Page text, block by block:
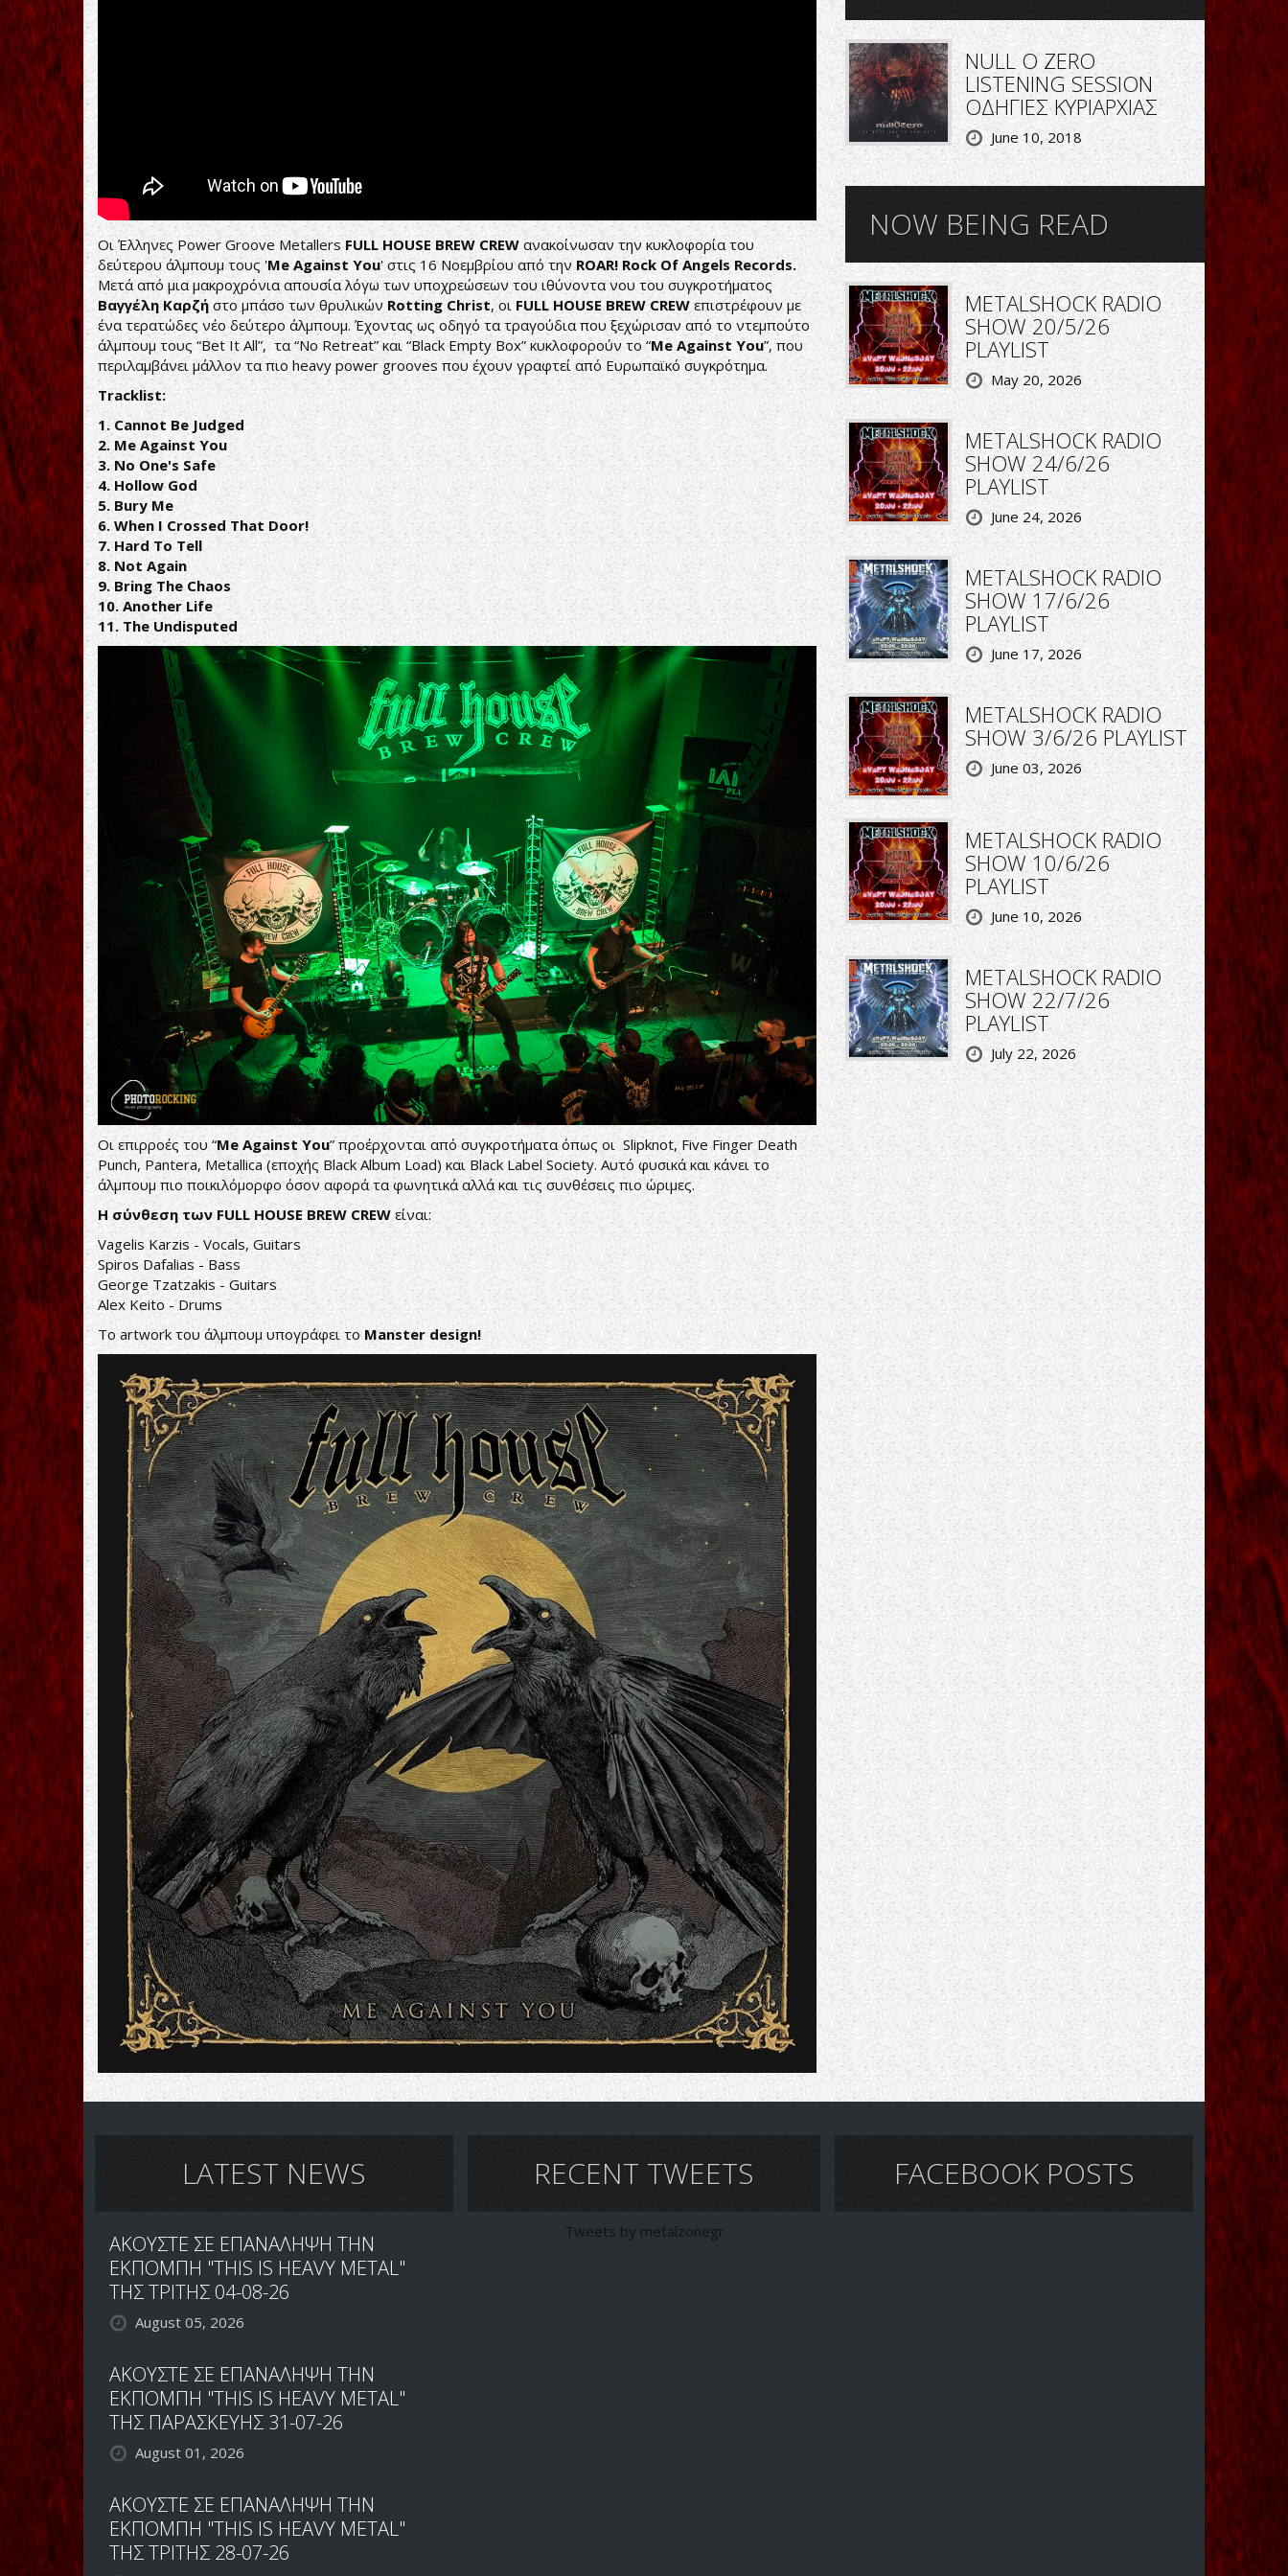
rehearsal!
Οι Έλληνες Power Groove MetallersFULL HOUSE BREW CREW ανακοίνωσαν την κυκλοφορία του
δεύτερου άλμπουμ τους 'Me Against You' στις 16 Νοεμβρίου από τηνROAR! Rock Of Angels Records.
Μετά από μια μακροχρόνια απουσία λόγω των υποχρεώσεων του ιθύνοντα νου του συγκροτήματος
Βαγγέλη Καρζή στο μπάσο των θρυλικών Rotting Christ, οι FULL HOUSE BREW CREW επιστρέφουν με
ένα τερατώδες νέο δεύτερο άλμπουμ. Έχοντας ως οδηγό τα τραγούδια που ξεχώρισαν από το ντεμπούτο
άλμπουμ τους “Bet It All”, τα “No Retreat” και “Black Empty Box” κυκλοφορούν το “Me Against You”, που
περιλαμβάνει μάλλον τα πιο heavy power grooves που έχουν γραφτεί από Ευρωπαϊκό συγκρότημα.
Tracklist:
1. Cannot Be Judged
2. Me Against You
3. No One's Safe
4. Hollow God
5. Bury Me
6. When I Crossed That Door!
7. Hard To Tell
8. Not Again
9. Bring The Chaos
10. Another Life
11. The Undisputed
Οι επιρροές του “Me Against You” προέρχονται από συγκροτήματα όπως οι Slipknot, Five Finger Death
Punch, Pantera, Metallica (εποχής Black Album Load) και Black Label Society. Αυτό φυσικά και κάνει το
άλμπουμ πιο ποικιλόμορφο όσον αφορά τα φωνητικά αλλά και τις συνθέσεις πιο ώριμες.
Η σύνθεση τωνFULL HOUSE BREW CREW είναι:
Vagelis Karzis - Vocals, Guitars
Spiros Dafalias - Bass
George Tzatzakis - Guitars
Alex Keito - Drums
To artwork του άλμπουμ υπογράφει το Manster design!
NULL O ZERO
LISTENING SESSION
ΟΔΗΓΙΕΣ ΚΥΡΙΑΡΧΙΑΣ
June 10, 2018
NOW BEING READ
METALSHOCK RADIO
SHOW 20/5/26
PLAYLIST
May 20, 2026
METALSHOCK RADIO
SHOW 24/6/26
PLAYLIST
June 24, 2026
METALSHOCK RADIO
SHOW 17/6/26
PLAYLIST
June 17, 2026
METALSHOCK RADIO
SHOW 3/6/26 PLAYLIST
June 03, 2026
METALSHOCK RADIO
SHOW 10/6/26
PLAYLIST
June 10, 2026
METALSHOCK RADIO
SHOW 22/7/26
PLAYLIST
July 22, 2026
LATEST NEWS
ΑΚΟΥΣΤΕ ΣΕ ΕΠΑΝΑΛΗΨΗ ΤΗΝ
ΕΚΠΟΜΠΗ "THIS IS HEAVY METAL"
ΤΗΣ ΤΡΙΤΗΣ 04-08-26
August 05, 2026
ΑΚΟΥΣΤΕ ΣΕ ΕΠΑΝΑΛΗΨΗ ΤΗΝ
ΕΚΠΟΜΠΗ "THIS IS HEAVY METAL"
ΤΗΣ ΠΑΡΑΣΚΕΥΗΣ 31-07-26
August 01, 2026
ΑΚΟΥΣΤΕ ΣΕ ΕΠΑΝΑΛΗΨΗ ΤΗΝ
ΕΚΠΟΜΠΗ "THIS IS HEAVY METAL"
ΤΗΣ ΤΡΙΤΗΣ 28-07-26
RECENT TWEETS
Tweets by metalzonegr
FACEBOOK POSTS